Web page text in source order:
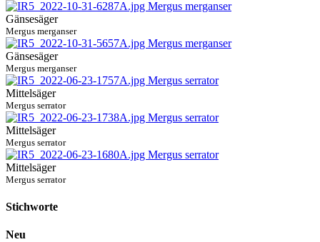
Gänsesäger
Mergus merganser
Gänsesäger
Mergus merganser
Mittelsäger
Mergus serrator
Mittelsäger
Mergus serrator
Mittelsäger
Mergus serrator
Stichworte
Neu